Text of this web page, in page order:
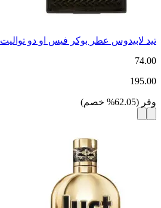
تيد لابيدوس عطر بوكر فيس او دو تواليت
74.00
195.00
وفر (
62.05
% خصم)